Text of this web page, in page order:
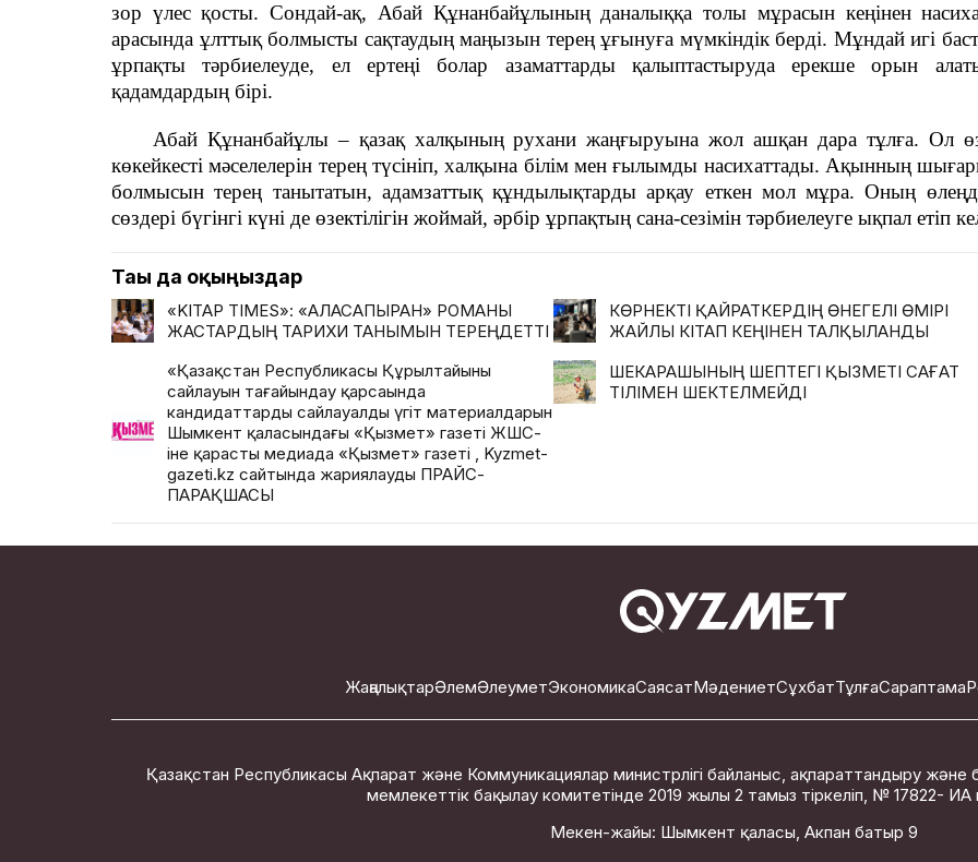
зор үлес қосты. Сондай-ақ, Абай Құнанбайұлының даналыққа толы мұрасын кеңінен
арасында ұлттық болмысты сақтаудың маңызын терең ұғынуға мүмкіндік берді. Мұндай игі
ұрпақты тәрбиелеуде, ел ертеңі болар азаматтарды қалыптастыруда ерекше орын
қадамдардың бірі.
Абай Құнанбайұлы – қазақ халқының рухани жаңғыруына жол ашқан дара тұлға. Ол
көкейкесті мәселелерін терең түсініп, халқына білім мен ғылымды насихаттады. Ақынның
болмысын терең танытатын, адамзаттық құндылықтарды арқау еткен мол мұра. Оның
сөздері бүгінгі күні де өзектілігін жоймай, әрбір ұрпақтың сана-сезімін тәрбиелеуге ықпал етіп
Тағы да оқыңыздар
«KITAP TIMES»: «АЛАСАПЫРАН» РОМАНЫ
ЖАСТАРДЫҢ ТАРИХИ ТАНЫМЫН ТЕРЕҢДЕТТІ
КӨРНЕКТІ ҚАЙРАТКЕРДІҢ ӨНЕГЕЛІ ӨМІРІ
ЖАЙЛЫ КІТАП КЕҢІНЕН ТАЛҚЫЛАНДЫ
«Қазақстан Республикасы Құрылтайының
сайлауын тағайындау қарсаңында
кандидаттардың сайлауалды үгіт материалдарын
Шымкент қаласындағы «Қызмет» газеті ЖШС-
іне қарасты медиада «Қызмет» газеті , Kyzmet-
gazeti.kz сайтында жариялаудың ПРАЙС-
ПАРАҚШАСЫ
ШЕКАРАШЫНЫҢ ШЕПТЕГІ ҚЫЗМЕТІ САҒАТ
ТІЛІМЕН ШЕКТЕЛМЕЙДІ
ЖаңалықтарӘлемӘлеуметЭкономикаСаясатМәдениетСұхбатТұлғаСараптама
Қазақстан Республикасы Ақпарат және Коммуникациялар министрлігі байланыс, ақпараттандыру
мемлекеттік бақылау комитетінде 2019 жылы 2 тамыз тіркеліп, № 17822- ИА
Мекен-жайы: Шымкент қаласы, Акпан батыр 9